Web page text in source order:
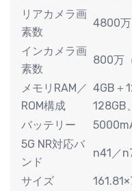
リアカメラ画
素数
4800
インカメラ画
素数
800万
メモリRAM／
ROM構成
4GB＋
128GB
バッテリー
5G NR対応バ
ンド
n41／
サイズ